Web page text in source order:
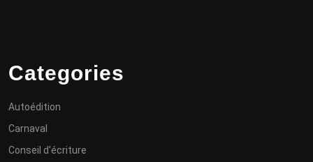
Categories
Autoédition
Carnaval
Conseil d'écriture